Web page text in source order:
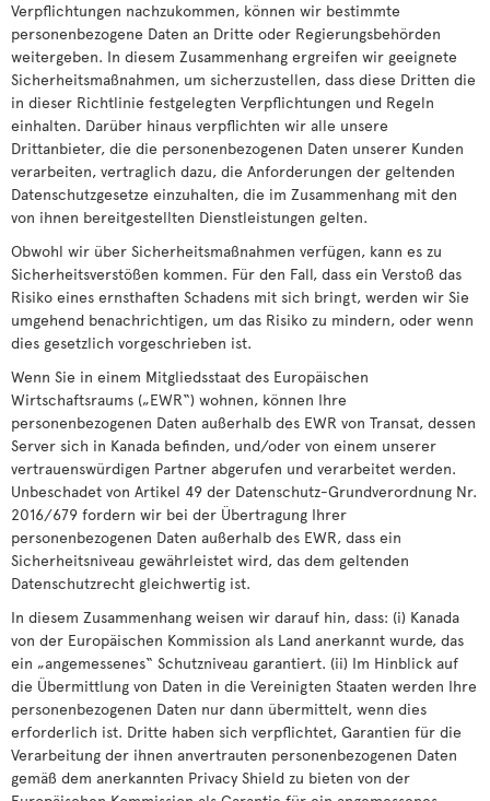
Verpflichtungen nachzukommen, können wir bestimmte
personenbezogene Daten an Dritte oder Regierungsbehörden
weitergeben. In diesem Zusammenhang ergreifen wir geeignete
Sicherheitsmaßnahmen, um sicherzustellen, dass diese Dritten die
in dieser Richtlinie festgelegten Verpflichtungen und Regeln
einhalten. Darüber hinaus verpflichten wir alle unsere
Drittanbieter, die die personenbezogenen Daten unserer Kunden
verarbeiten, vertraglich dazu, die Anforderungen der geltenden
Datenschutzgesetze einzuhalten, die im Zusammenhang mit den
von ihnen bereitgestellten Dienstleistungen gelten.
Obwohl wir über Sicherheitsmaßnahmen verfügen, kann es zu
Sicherheitsverstößen kommen. Für den Fall, dass ein Verstoß das
Risiko eines ernsthaften Schadens mit sich bringt, werden wir Sie
umgehend benachrichtigen, um das Risiko zu mindern, oder wenn
dies gesetzlich vorgeschrieben ist.
Wenn Sie in einem Mitgliedsstaat des Europäischen
Wirtschaftsraums („EWR“) wohnen, können Ihre
personenbezogenen Daten außerhalb des EWR von Transat, dessen
Server sich in Kanada befinden, und/oder von einem unserer
vertrauenswürdigen Partner abgerufen und verarbeitet werden.
Unbeschadet von Artikel 49 der Datenschutz-Grundverordnung Nr.
2016/679 fordern wir bei der Übertragung Ihrer
personenbezogenen Daten außerhalb des EWR, dass ein
Sicherheitsniveau gewährleistet wird, das dem geltenden
Datenschutzrecht gleichwertig ist.
In diesem Zusammenhang weisen wir darauf hin, dass: (i) Kanada
von der Europäischen Kommission als Land anerkannt wurde, das
ein „angemessenes“ Schutzniveau garantiert. (ii) Im Hinblick auf
die Übermittlung von Daten in die Vereinigten Staaten werden Ihre
personenbezogenen Daten nur dann übermittelt, wenn dies
erforderlich ist. Dritte haben sich verpflichtet, Garantien für die
Verarbeitung der ihnen anvertrauten personenbezogenen Daten
gemäß dem anerkannten Privacy Shield zu bieten von der